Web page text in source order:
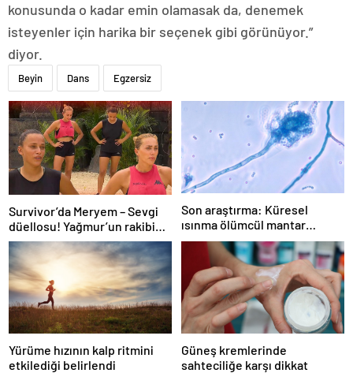
konusunda o kadar emin olamasak da, denemek
isteyenler için harika bir seçenek gibi görünüyor.”
diyor.
Beyin Dans Egzersiz
Survivor’da Meryem – Sevgi
düellosu! Yağmur’un rakibi
belli oldu
Son araştırma: Küresel
ısınma ölümcül mantar
hastalığını yayabilir
Yürüme hızının kalp ritmini
etkilediği belirlendi
Güneş kremlerinde
sahteciliğe karşı dikkat